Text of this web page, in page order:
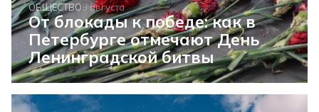
ОБЩЕСТВО9 августа
От блокады к победе: как в
Петербурге отмечают День
Ленинградской битвы